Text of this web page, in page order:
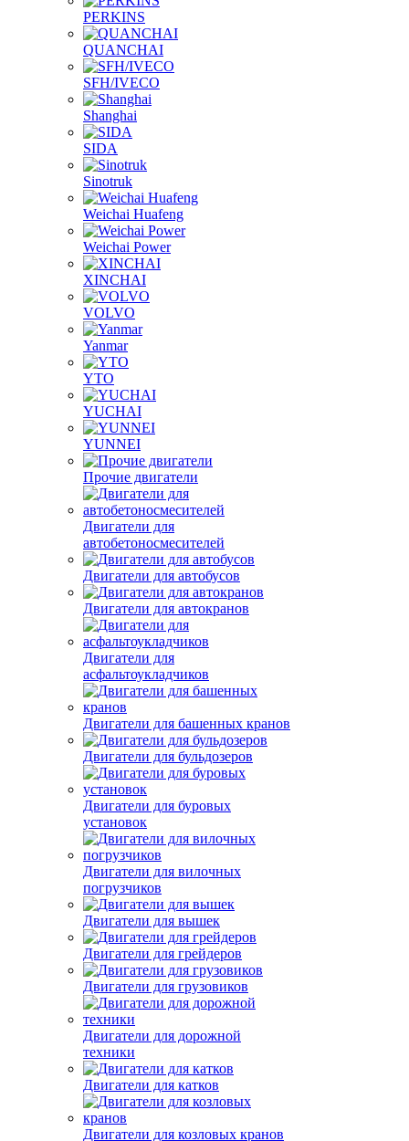
PERKINS
QUANCHAI
SFH/IVECO
Shanghai
SIDA
Sinotruk
Weichai Huafeng
Weichai Power
XINCHAI
VOLVO
Yanmar
YTO
YUCHAI
YUNNEI
Прочие двигатели
Двигатели для
автобетоносмесителей
Двигатели для автобусов
Двигатели для автокранов
Двигатели для
асфальтоукладчиков
Двигатели для башенных кранов
Двигатели для бульдозеров
Двигатели для буровых
установок
Двигатели для вилочных
погрузчиков
Двигатели для вышек
Двигатели для грейдеров
Двигатели для грузовиков
Двигатели для дорожной
техники
Двигатели для катков
Двигатели для козловых кранов